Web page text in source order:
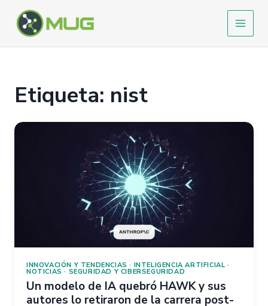
contenido
Etiqueta: nist
INNOVACIÓN Y TENDENCIAS · INTELIGENCIA ARTIFICIAL ·
NOTICIAS · SEGURIDAD Y CIBERSEGURIDAD
Un modelo de IA quebró HAWK y sus
autores lo retiraron de la carrera post-